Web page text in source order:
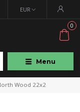
Menu
EUR
0
Wood 22x2